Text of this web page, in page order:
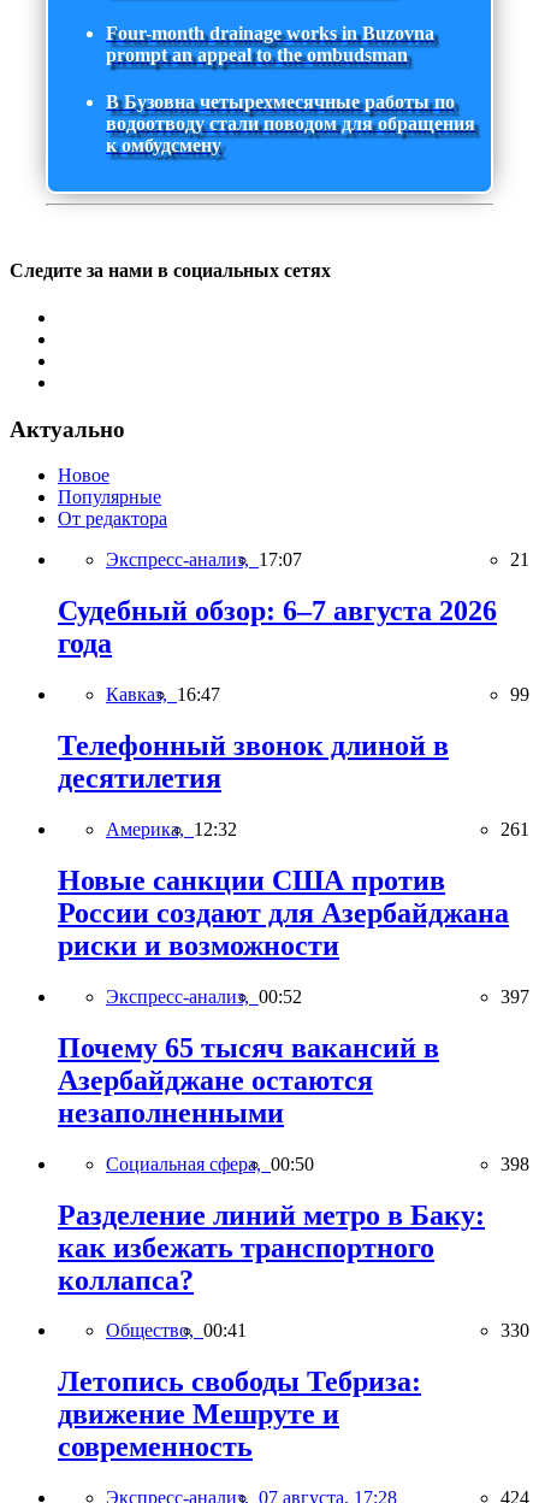
Four-month drainage works in Buzovna
prompt an appeal to the ombudsman
В Бузовна четырехмесячные работы по
водоотводу стали поводом для обращения
к омбудсмену
Следите за нами в социальных сетях
Актуально
Новое
Популярные
От редактора
Экспресс-анализ, 17:07 21
Судебный обзор: 6–7 августа 2026
года
Кавказ, 16:47 99
Телефонный звонок длиной в
десятилетия
Америка, 12:32 261
Новые санкции США против
России создают для Азербайджана
риски и возможности
Экспресс-анализ, 00:52 397
Почему 65 тысяч вакансий в
Азербайджане остаются
незаполненными
Социальная сфера, 00:50 398
Разделение линий метро в Баку:
как избежать транспортного
коллапса?
Общество, 00:41 330
Летопись свободы Тебриза:
движение Мешруте и
современность
Экспресс-анализ, 07 августа, 17:28 424